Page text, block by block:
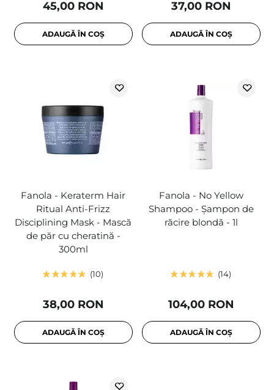
45,00 RON
ADAUGĂ ÎN COȘ
37,00 RON
ADAUGĂ ÎN COȘ
Fanola - Keraterm Hair
Ritual Anti-Frizz
Disciplining Mask - Mască
de păr cu cheratină -
300ml
10
38,00 RON
ADAUGĂ ÎN COȘ
Fanola - No Yellow
Shampoo - Șampon de
răcire blondă - 1l
14
104,00 RON
ADAUGĂ ÎN COȘ